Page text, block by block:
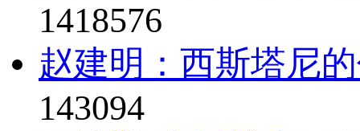
1418576
赵建明：西斯塔尼
143094